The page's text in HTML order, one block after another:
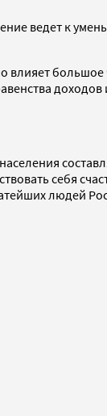
ведет к
себя
людей